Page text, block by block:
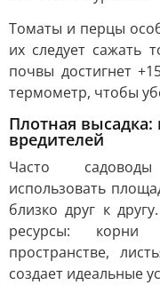
Томаты и перцы
их следует сажать
почвы достигнет
термометр, чтобы
Плотная высадка:
вредителей
Часто
использовать
близко друг к
ресурсы: корни
пространстве,
создает идеальные